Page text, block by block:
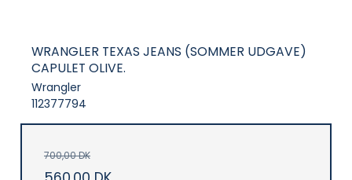
WRANGLER TEXAS JEANS (SOMMER UDGAVE)
CAPULET OLIVE.
Wrangler
112377794
700,00 DK